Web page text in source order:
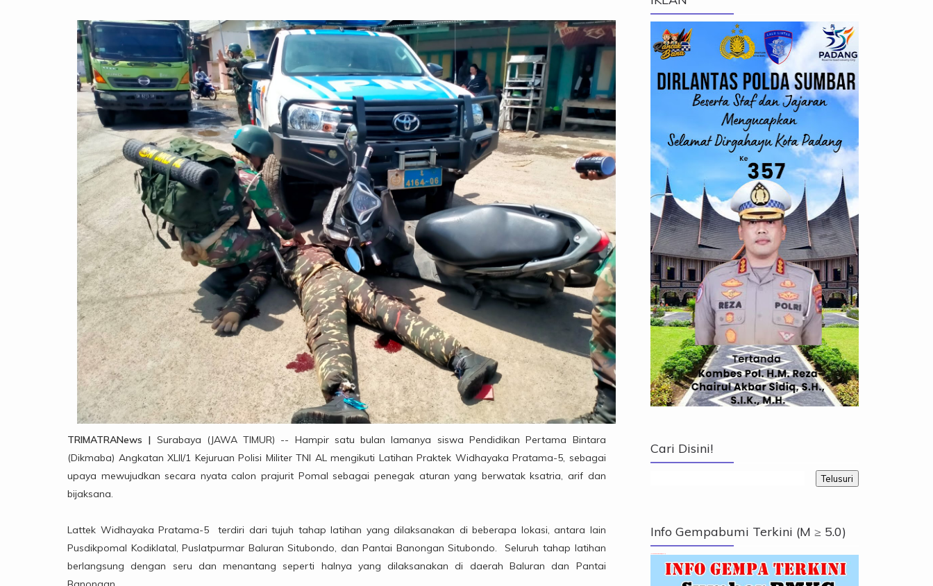
TRIMATRANews | Surabaya (JAWA TIMUR) -- Hampir satu bulan lamanya siswa Pendidikan Pertama Bintara
(Dikmaba) Angkatan XLII/1 Kejuruan Polisi Militer TNI AL mengikuti Latihan Praktek Widhayaka Pratama-5, sebagai
upaya mewujudkan secara nyata calon prajurit Pomal sebagai penegak aturan yang berwatak ksatria, arif dan
bijaksana.
Lattek Widhayaka Pratama-5 terdiri dari tujuh tahap latihan yang dilaksanakan di beberapa lokasi, antara lain
Pusdikpomal Kodiklatal, Puslatpurmar Baluran Situbondo, dan Pantai Banongan Situbondo. Seluruh tahap latihan
berlangsung dengan seru dan menantang seperti halnya yang dilaksanakan di daerah Baluran dan Pantai
Cari Disini!
Info Gempabumi Terkini (M ≥ 5.0)